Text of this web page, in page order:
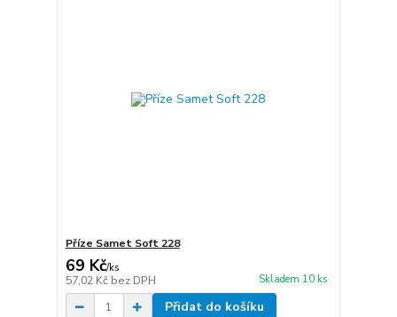
Příze Samet Soft 228
69 Kč/ks
57,02 Kč bez DPH Skladem 10 ks
Přidat do košíku